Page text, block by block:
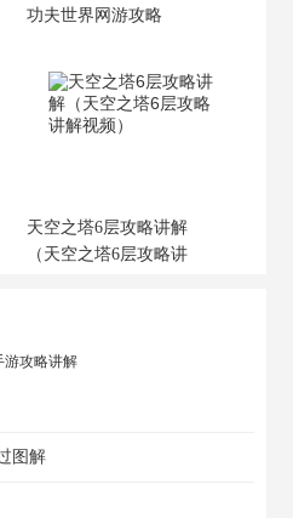
功夫世界网游攻略
天空之塔6层攻略讲解
（天空之塔6层攻略讲
游攻略讲解
图解